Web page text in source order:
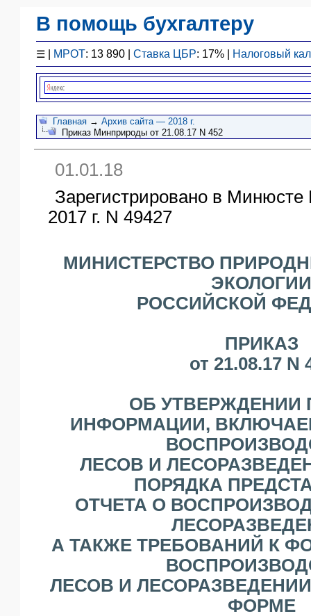
В помощь бухгалтеру
☰ МРОТ: 13 890 | Ставка ЦБР: 17% | Налоговый
Законодательство
F1 - Отчетность
План счетов
Справочник
Упрощенка
Договоры
Обзоры
Главная → Архив сайта — 2018 г.
Приказ Минприроды от 21.08.17 N 452
01.01.18
Зарегистрировано в Минюсте
2017 г. N 49427
МИНИСТЕРСТВО
ЭКОЛОГИИ
РОССИЙСКОЙ
ПРИКАЗ
от 21.08.17 N
ОБ УТВЕРЖДЕНИИ
ИНФОРМАЦИИ,
ЛЕСОВ И
ПОРЯДКА
ОТЧЕТА О
А ТАКЖЕ ТРЕБОВАНИЙ К
ЛЕСОВ И
ФОРМЕ